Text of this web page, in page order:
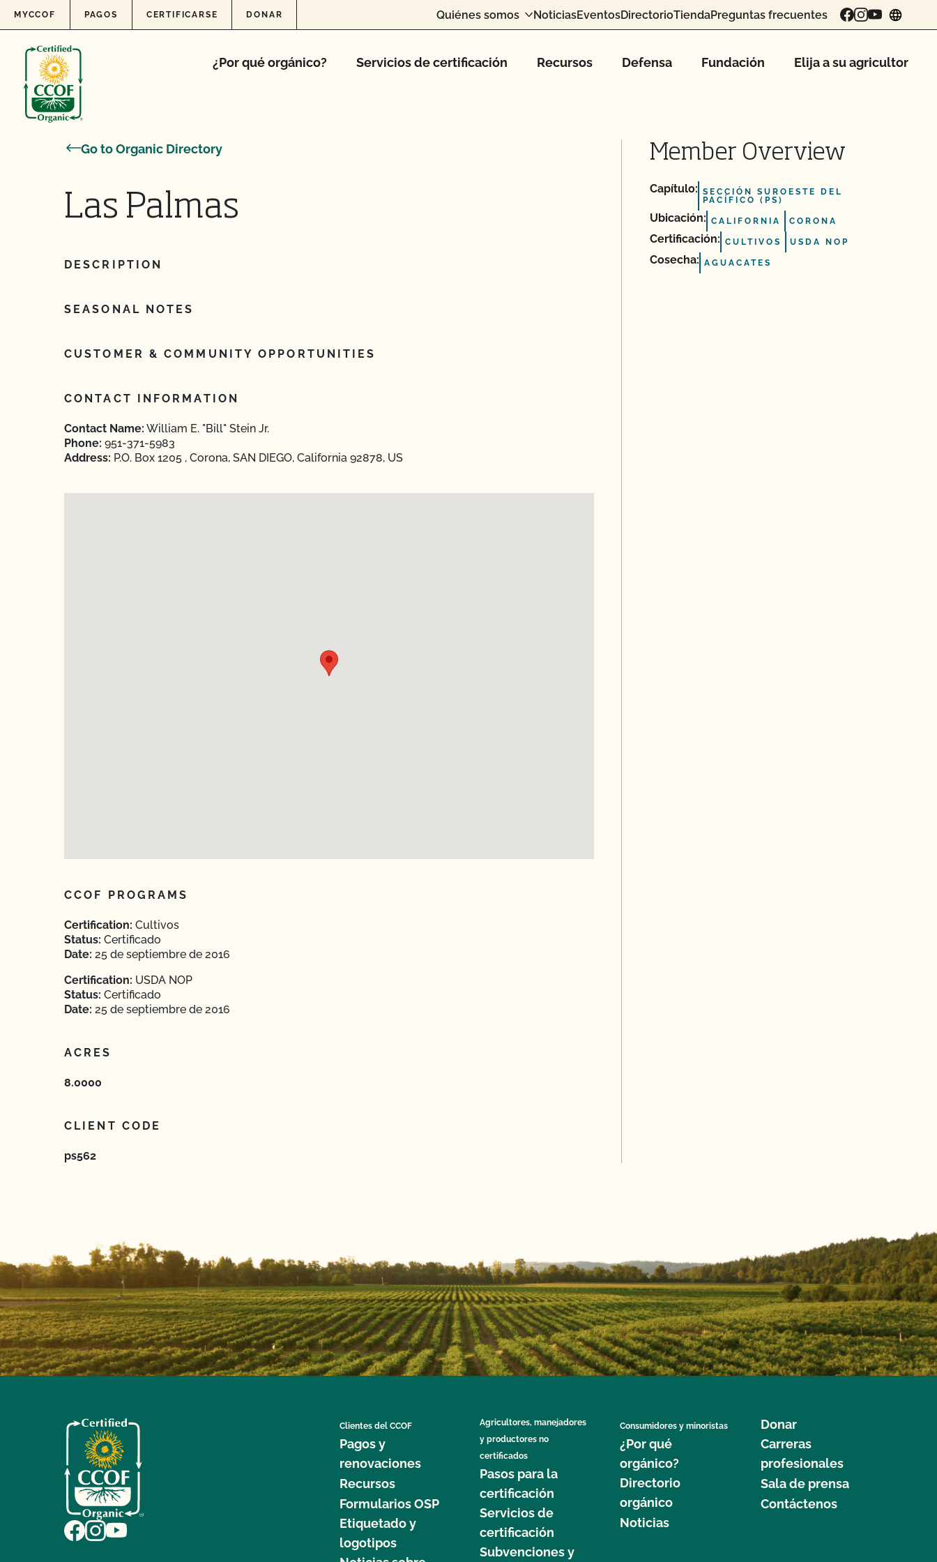
Skip to content
MYCCOF PAGOS CERTIFICARSE DONAR Quiénes somos NoticiasEventosDirectorioTiendaPreguntas frecuentes
¿Por qué orgánico? Servicios de certificación Recursos Defensa Fundación Elija a su agricultor
Go to Organic Directory
Las Palmas
DESCRIPTION
SEASONAL NOTES
CUSTOMER & COMMUNITY OPPORTUNITIES
CONTACT INFORMATION
Contact Name: William E. "Bill" Stein Jr.
Phone: 951-371-5983
Address: P.O. Box 1205 , Corona, SAN DIEGO, California 92878, US
CCOF PROGRAMS
Certification: Cultivos
Status: Certificado
Date: 25 de septiembre de 2016
Certification: USDA NOP
Status: Certificado
Date: 25 de septiembre de 2016
ACRES
8.0000
CLIENT CODE
ps562
Member Overview
Capítulo: SECCIÓN SUROESTE DEL
PACÍFICO (PS)
Ubicación: CALIFORNIA CORONA
Certificación: CULTIVOS USDA NOP
Cosecha: AGUACATES
Clientes del CCOF
Pagos y
renovaciones
Recursos
Formularios OSP
Etiquetado y
logotipos
Agricultores, manejadores
y productores no
certificados
Pasos para la
certificación
Servicios de
certificación
Subvenciones y
Consumidores y minoristas
¿Por qué
orgánico?
Directorio
orgánico
Noticias
Donar
Carreras
profesionales
Sala de prensa
Contáctenos